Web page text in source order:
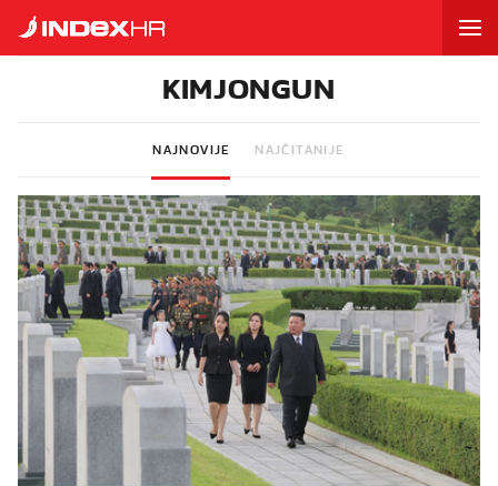
KIMJONGUN
NAJNOVIJE NAJČITANIJE